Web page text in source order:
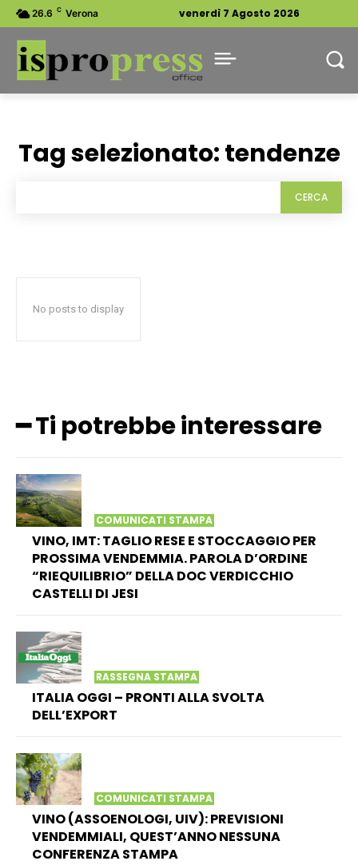
26.6 C Verona venerdì 7 Agosto 2026
Tag selezionato:tendenze
CERCA
No posts to display
━ Ti potrebbe interessare
COMUNICATI STAMPA
VINO, IMT: TAGLIO RESE E STOCCAGGIO PER
PROSSIMA VENDEMMIA. PAROLA D’ORDINE
“RIEQUILIBRIO” DELLA DOC VERDICCHIO
CASTELLI DI JESI
RASSEGNA STAMPA
ITALIA OGGI – PRONTI ALLA SVOLTA
DELL’EXPORT
COMUNICATI STAMPA
VINO (ASSOENOLOGI, UIV): PREVISIONI
VENDEMMIALI, QUEST’ANNO NESSUNA
CONFERENZA STAMPA